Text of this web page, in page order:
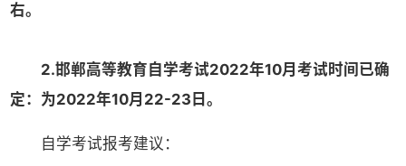
右。
2.邯郸高等教育自学考试2022年10月考试时间已确
定：为2022年10月22-23日。
自学考试报考建议：